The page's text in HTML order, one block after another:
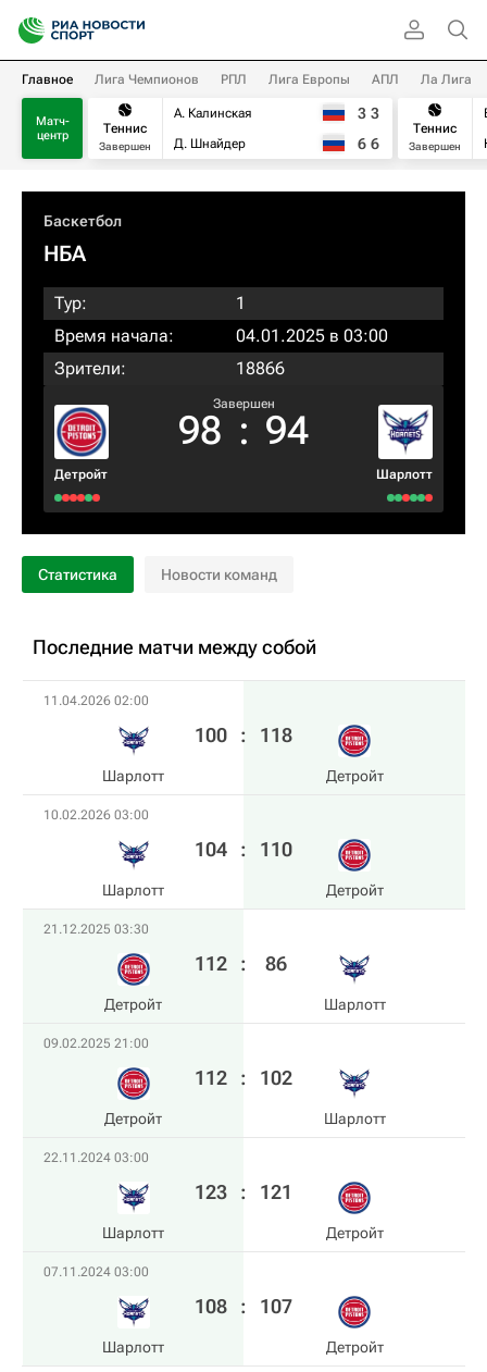
Главное Лига Чемпионов РПЛ Лига Европы АПЛ Ла Лига
Матч-
центр
Теннис
Завершен
А. Калинская
Д. Шнайдер
3 3
6 6
Теннис
Завершен
Баскетбол
НБА
Тур:
1
Время начала:
04.01.2025 в 03:00
Зрители:
18866
Детройт
Завершен
98 : 94
Шарлотт
Статистика Новости команд
Последние матчи между собой
11.04.2026 02:00
Шарлотт
100 : 118
Детройт
10.02.2026 03:00
Шарлотт
104 : 110
Детройт
21.12.2025 03:30
Детройт
112 : 86
Шарлотт
09.02.2025 21:00
Детройт
112 : 102
Шарлотт
22.11.2024 03:00
Шарлотт
123 : 121
Детройт
07.11.2024 03:00
Шарлотт
108 : 107
Детройт